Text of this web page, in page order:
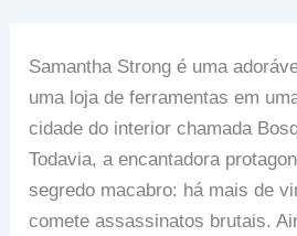
Samantha Strong é uma
uma loja de ferramentas em
cidade do interior chamada
Todavia, a encantadora
segredo macabro: há mais de
comete assassinatos brutais.